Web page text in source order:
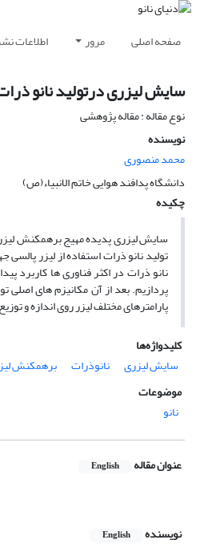
صفحه اصلی مرور اطلاعات
سایش لیزری درتولید نانو
نوع مقاله : مقاله پژوهشی
نویسنده
محمد منصوری
دانشگاه پدافند هوایی خاتم الانبیاء(ص)
چکیده
سایش‌ لیزری پدیده‌ مهیج‌ برهمکنش‌
تولید نانو ذرات‌ استفاده‌ از لیزر
نانو ذرات‌ در اکثر فناوری ها کاربرد
پردازیم‌. بعد از آن‌ مکانیزم‌ های اصلی‌
پارامترهای مختلف‌ لیزر روی اندازه‌ و
کلیدواژه‌ها
سایش‌ لیزری
نانوذرات برهمکنش‌
موضوعات
نانو
عنوان مقاله English
نویسنده English